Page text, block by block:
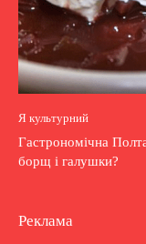
Я культурний
Гастрономічна
борщ і галушки?
Реклама